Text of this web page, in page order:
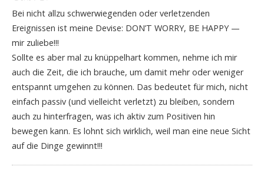
Bei nicht allzu schwerwiegenden oder verletzenden
Ereignissen ist meine Devise: DON’T WORRY, BE HAPPY —
mir zuliebe!!!
Sollte es aber mal zu knüppelhart kommen, nehme ich mir
auch die Zeit, die ich brauche, um damit mehr oder weniger
entspannt umgehen zu können. Das bedeutet für mich, nicht
einfach passiv (und vielleicht verletzt) zu bleiben, sondern
auch zu hinterfragen, was ich aktiv zum Positiven hin
bewegen kann. Es lohnt sich wirklich, weil man eine neue Sicht
auf die Dinge gewinnt!!!